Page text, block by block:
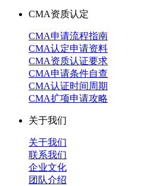
CMA资质认定
CMA申请流程指南
CMA认定申请资料
CMA资质认证要求
CMA申请条件自查
CMA认证时间周期
CMA扩项申请攻略
关于我们
关于我们
联系我们
企业文化
团队介绍